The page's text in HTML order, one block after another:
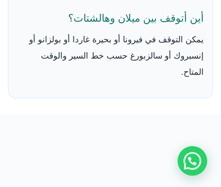
أين أتوقف بين ميلان وهالشتات؟
يمكن التوقف في فيرونا أو بحيرة غاردا أو بولزانو أو
إنسبروك أو سالزبورغ حسب خط السير والوقت
المتاح.